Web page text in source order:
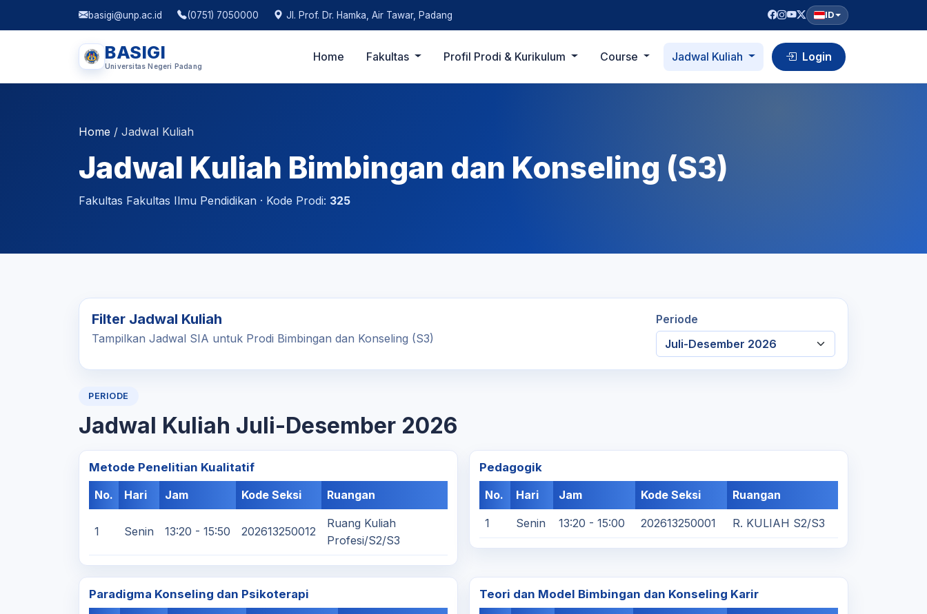
basigi@unp.ac.id (0751) 7050000 Jl. Prof. Dr. Hamka, Air Tawar, Padang ID
BASIGI
Universitas Negeri Padang
Home Fakultas Profil Prodi & Kurikulum Course Jadwal Kuliah Login
Home / Jadwal Kuliah
Jadwal Kuliah Bimbingan dan Konseling (S3)
Fakultas Fakultas Ilmu Pendidikan · Kode Prodi: 325
Filter Jadwal Kuliah
Tampilkan Jadwal SIA untuk Prodi Bimbingan dan Konseling (S3)
Periode
PERIODE
Jadwal Kuliah Juli-Desember 2026
Metode Penelitian Kualitatif
No.
Hari Jam Kode Seksi Ruangan
1 Senin 13:20 - 15:50 202613250012
Ruang Kuliah
Profesi/S2/S3
Pedagogik
No.
Hari Jam Kode Seksi Ruangan
1 Senin 13:20 - 15:00 202613250001 R. KULIAH S2/S3
Paradigma Konseling dan Psikoterapi
Teori dan Model Bimbingan dan Konseling Karir